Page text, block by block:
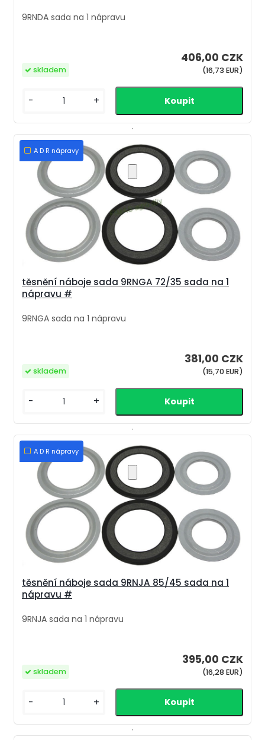
9RNDA sada na 1 nápravu
406,00 CZK
(16,73 EUR)
skladem
- +
těsnění náboje sada 9RNGA 72/35 sada na 1
nápravu #
9RNGA sada na 1 nápravu
381,00 CZK
(15,70 EUR)
skladem
- +
A D R nápravy
těsnění náboje sada 9RNJA 85/45 sada na 1
nápravu #
9RNJA sada na 1 nápravu
395,00 CZK
(16,28 EUR)
skladem
- +
A D R nápravy